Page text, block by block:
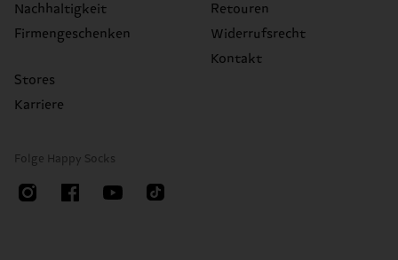
Nachhaltigkeit
Firmengeschenken
Stores
Karriere
Retouren
Widerrufsrecht
Kontakt
Folge Happy Socks